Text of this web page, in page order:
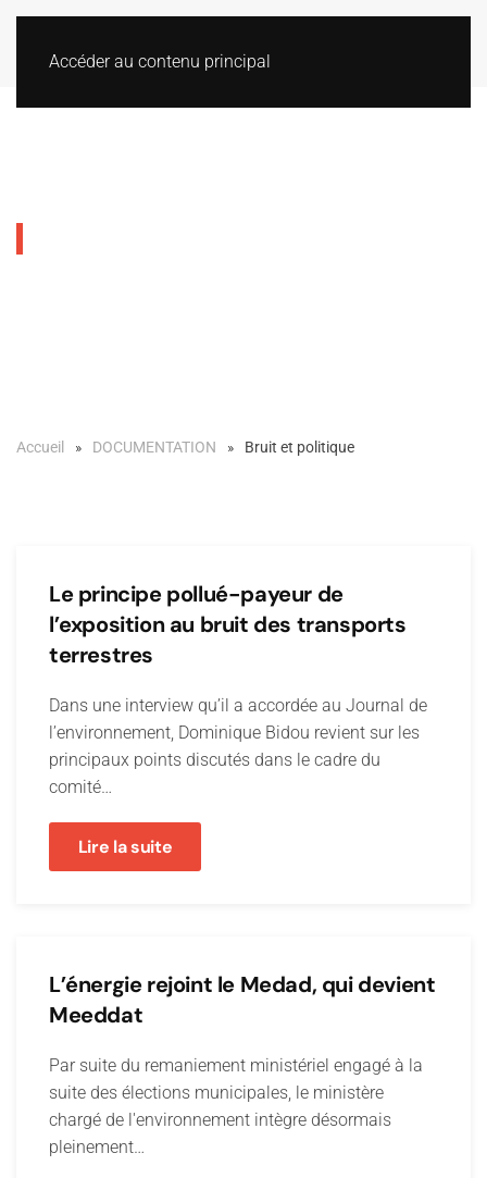
Accéder au contenu principal
Accueil DOCUMENTATION Bruit et politique
Le principe pollué-payeur de
l’exposition au bruit des transports
terrestres
Dans une interview qu’il a accordée au Journal de
l’environnement, Dominique Bidou revient sur les
principaux points discutés dans le cadre du
comité…
Lire la suite
L’énergie rejoint le Medad, qui devient
Meeddat
Par suite du remaniement ministériel engagé à la
suite des élections municipales, le ministère
chargé de l'environnement intègre désormais
pleinement…